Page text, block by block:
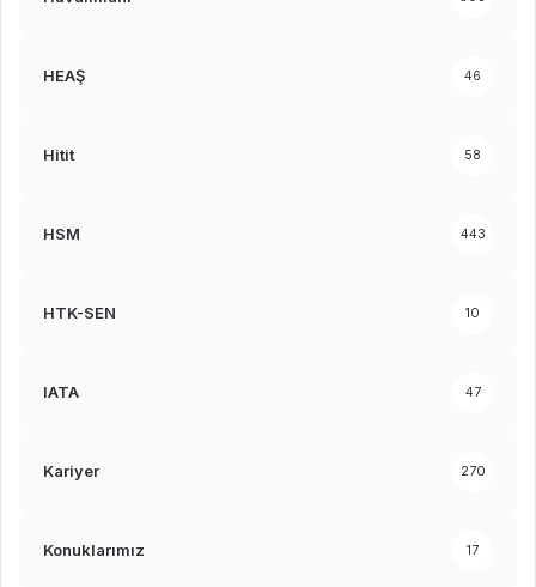
HEAŞ 46
Hitit 58
HSM 443
HTK-SEN 10
IATA 47
Kariyer 270
Konuklarımız 17